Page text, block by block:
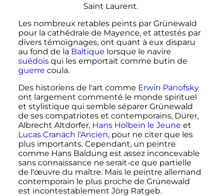
Saint Laurent.
Les nombreux retables peints par Grünewald
pour la cathédrale de Mayence, et attestés par
divers témoignages, ont quant à eux disparu
au fond de la Baltique lorsque le navire
suédoisqui les emportait comme butin de
guerre coula.
Des historiens de l'art comme Erwin Panofsky
ont largement commenté le monde spirituel
et stylistique qui semble séparer Grünewald
de ses compatriotes et contemporains, Dürer,
Albrecht Altdorfer, Hans Holbein le Jeune et
Lucas Cranach l'Ancien, pour ne citer que les
plus importants. Cependant, un peintre
comme Hans Baldung est assez inconcevable
sans connaissance ne serait-ce que partielle
de l'œuvre du maître. Mais le peintre allemand
contemporain le plus proche de Grünewald
est incontestablement Jörg Ratgeb.